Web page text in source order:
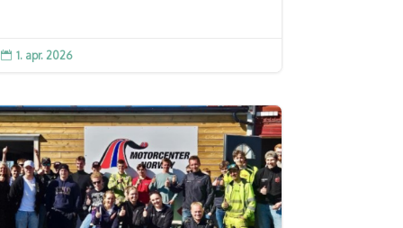
 1. apr. 2026